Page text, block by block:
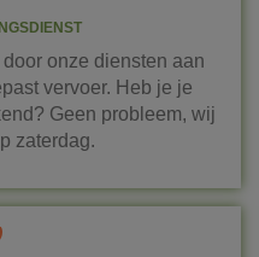
onze diensten aan
vervoer. Heb je je
Geen probleem, wij
zaterdag.